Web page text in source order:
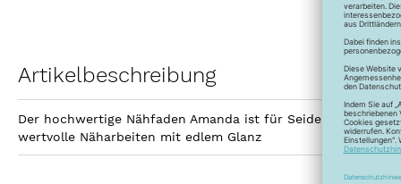
Artikelbeschreibung
Der hochwertige Nähfaden Amanda ist für Seidenstoffe,
wertvolle Näharbeiten mit edlem Glanz